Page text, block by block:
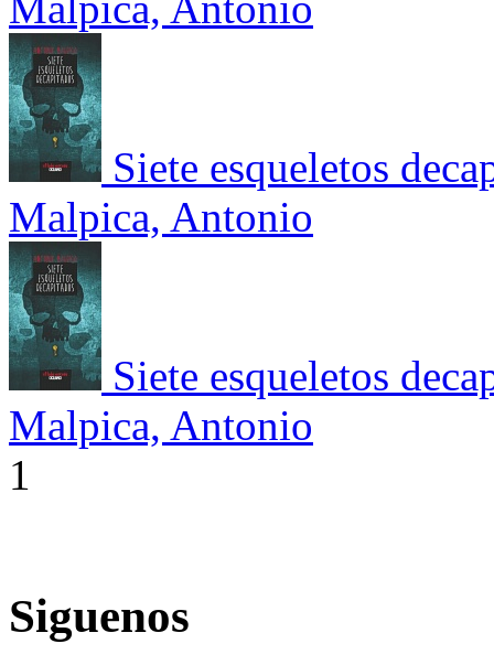
Siete esqueletos
Malpica, Antonio
Siete esqueletos
Malpica, Antonio
1
Siguenos